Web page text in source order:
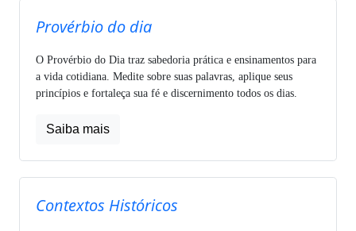
Provérbio do dia
O Provérbio do Dia traz sabedoria prática e ensinamentos para
a vida cotidiana. Medite sobre suas palavras, aplique seus
princípios e fortaleça sua fé e discernimento todos os dias.
Saiba mais
Contextos Históricos